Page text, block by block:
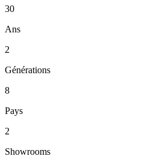
30
Ans
2
Générations
8
Pays
2
Showrooms